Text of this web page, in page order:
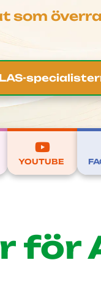
som
YOUTUBE
för